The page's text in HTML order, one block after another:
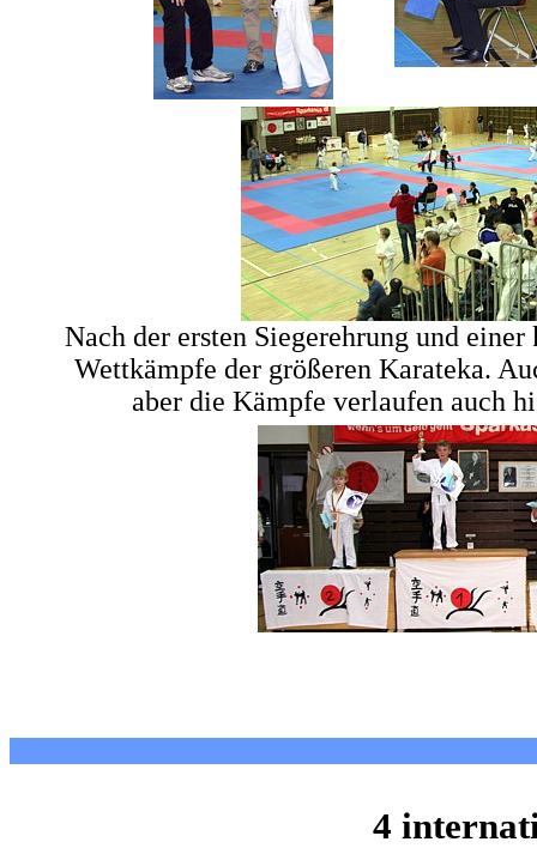
Nach der ersten Siegerehrung und
Wettkämpfe der größeren Karateka.
aber die Kämpfe verlaufen auch
4